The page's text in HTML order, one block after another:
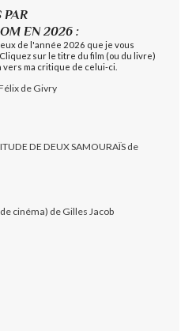
PAR
EN 2026 :
de l'année 2026 que je vous
sur le titre du film (ou du livre)
ma critique de celui-ci.
de Givry
DE DEUX SAMOURAÏS de
cinéma) de Gilles Jacob